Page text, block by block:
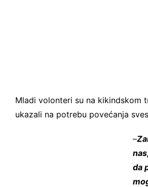
Mladi volonteri su na kikindskom
ukazali na potrebu povećanja
–
da